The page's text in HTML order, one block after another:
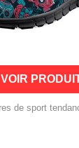
VOIR